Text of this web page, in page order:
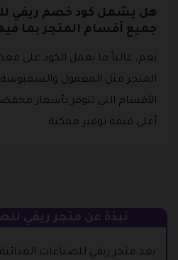
هل يشمل كود خصم ريفي
جميع أقسام المتجر بما
نعم، غالباً ما يعمل الكود على
المتجر مثل المعمول والسمبوسة
الأقسام التي تتوفر بأسعار
أعلى قيمة توفير ممكنة.
نبذة عن متجر ريفي
يعد متجر ريفي للصناعات